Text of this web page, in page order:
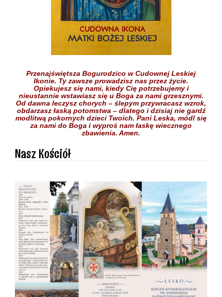
Przenajświętsza Bogurodzico w Cudownej Leskiej
Ikonie. Ty zawsze prowadzisz nas przez życie.
Opiekujesz się nami, kiedy Cię potrzebujemyi
nieustannie wstawiasz się u Boga za nami grzesznymi.
Od dawna leczysz chorych – ślepym przywracasz wzrok,
obdarzasz łaską potomstwa – dlatego i dzisiaj nie gardź
modlitwą pokornych dzieci Twoich. Pani Leska, módl się
za nami do Boga i wyproś nam łaskę wiecznego
zbawienia. Amen.
Nasz Kościół